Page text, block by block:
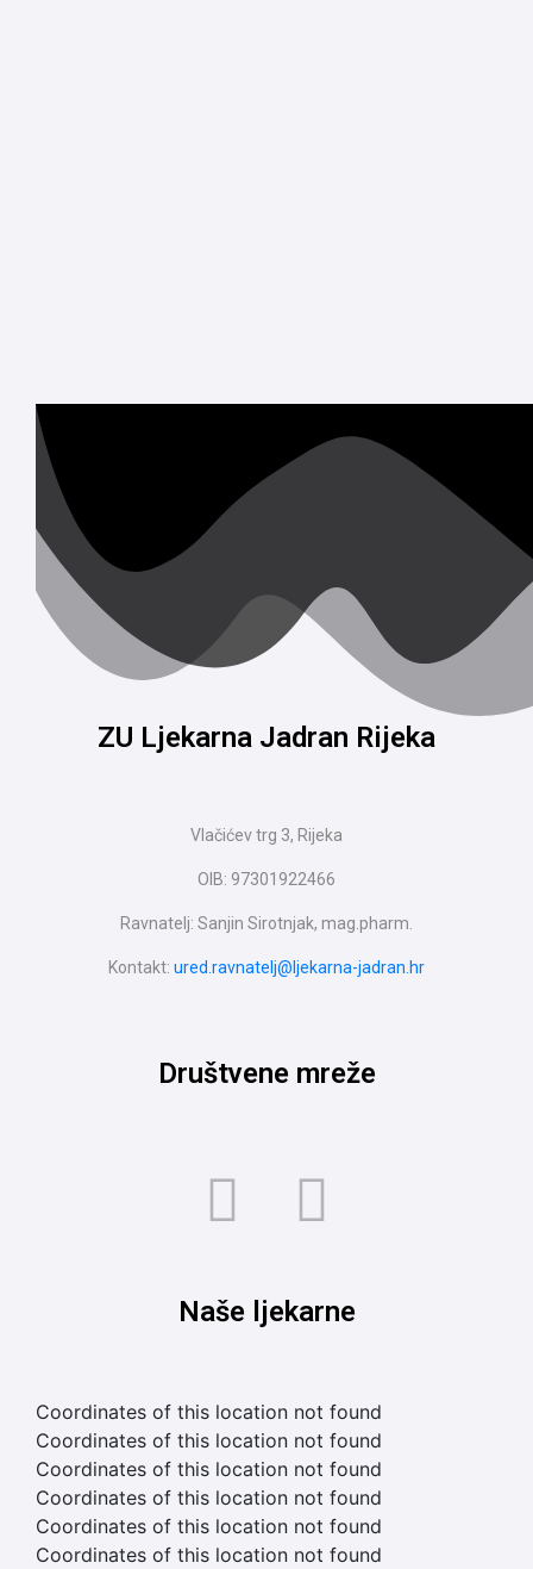
ZU Ljekarna Jadran Rijeka
Vlačićev trg 3, Rijeka
OIB: 97301922466
Ravnatelj: Sanjin Sirotnjak, mag.pharm.
Kontakt: ured.ravnatelj@ljekarna-jadran.hr
Društvene mreže
Naše ljekarne
Coordinates of this location not found
Coordinates of this location not found
Coordinates of this location not found
Coordinates of this location not found
Coordinates of this location not found
Coordinates of this location not found